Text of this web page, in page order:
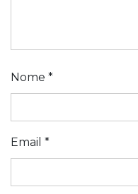
Nome *
Email *